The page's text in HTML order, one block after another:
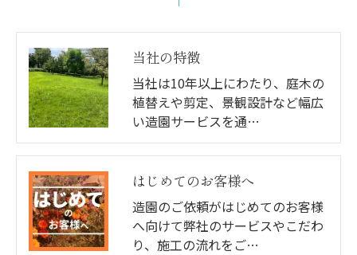
当社の特徴
当社は10年以上にわたり、庭木の
植替えや剪定、景観設計など幅広
い造園サービスを通…
はじめてのお客様へ
造園のご依頼がはじめてのお客様
へ向けて弊社のサービスやこだわ
り、施工の流れをご…